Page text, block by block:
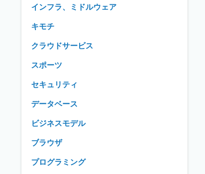
インフラ、ミドルウェア
キモチ
クラウドサービス
スポーツ
セキュリティ
データベース
ビジネスモデル
ブラウザ
プログラミング